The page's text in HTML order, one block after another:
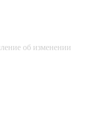
об изменении